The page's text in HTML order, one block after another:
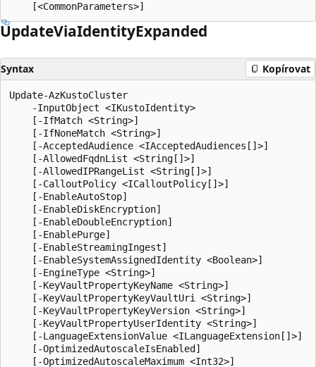
UpdateViaIdentityExpanded
Syntax Kopírovat
Update-AzKustoCluster
    -InputObject <IKustoIdentity>
    [-IfMatch <String>]
    [-IfNoneMatch <String>]
    [-AcceptedAudience <IAcceptedAudiences[]>]
    [-AllowedFqdnList <String[]>]
    [-AllowedIPRangeList <String[]>]
    [-CalloutPolicy <ICalloutPolicy[]>]
    [-EnableAutoStop]
    [-EnableDiskEncryption]
    [-EnableDoubleEncryption]
    [-EnablePurge]
    [-EnableStreamingIngest]
    [-EnableSystemAssignedIdentity <Boolean>]
    [-EngineType <String>]
    [-KeyVaultPropertyKeyName <String>]
    [-KeyVaultPropertyKeyVaultUri <String>]
    [-KeyVaultPropertyKeyVersion <String>]
    [-KeyVaultPropertyUserIdentity <String>]
    [-LanguageExtensionValue <ILanguageExtension[]>]
    [-OptimizedAutoscaleIsEnabled]
    [-OptimizedAutoscaleMaximum <Int32>]